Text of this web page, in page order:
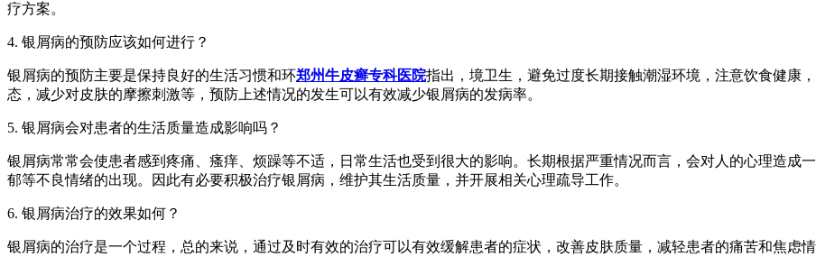
疗方案。
4. 银屑病的预防应该如何进行？
银屑病的预防主要是保持良好的生活习惯和环郑州牛皮癣专科医院指出，境卫生，避免过度长期接触潮湿环境，注意饮食健康
态，减少对皮肤的摩擦刺激等，预防上述情况的发生可以有效减少银屑病的发病率。
5. 银屑病会对患者的生活质量造成影响吗？
银屑病常常会使患者感到疼痛、瘙痒、烦躁等不适，日常生活也受到很大的影响。长期根据严重情况而言，会对人的心理造成
郁等不良情绪的出现。因此有必要积极治疗银屑病，维护其生活质量，并开展相关心理疏导工作。
6. 银屑病治疗的效果如何？
银屑病的治疗是一个过程，总的来说，通过及时有效的治疗可以有效缓解患者的症状，改善皮肤质量，减轻患者的痛苦和焦虑